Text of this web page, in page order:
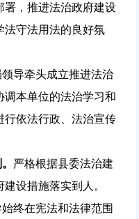
署，推进法治政府建设
法守法用法的良好氛
领导牵头成立推进法治
调本单位的法治学习和
行依法行政、法治宣传
严格根据县委法治建
设措施落实到人。
始终在宪法和法律范围